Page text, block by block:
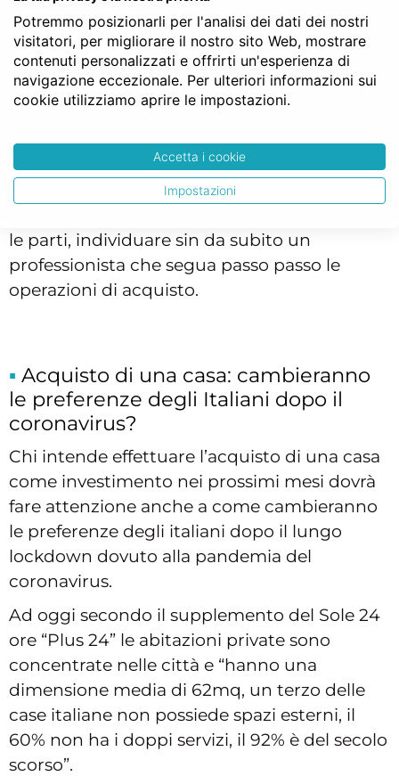
proposta e in punta di diritto potrebbe,
trovando un’offerta più vantaggiosa, non
tenerne conto. Il contratto preliminare
invece obbliga entrambi i contraenti alla
stipula dell’atto definitivo di compravendita.
La seconda precisazione è che non è
obbligatorio che tale contratto sia stipulato
da un Notaio, tuttavia appare una scelta
le parti, individuare sin da subito un
professionista che segua passo passo le
operazioni di acquisto.
Acquisto di una casa: cambieranno
le preferenze degli Italiani dopo il
coronavirus?
Chi intende effettuare l’acquisto di una casa
come investimento nei prossimi mesi dovrà
fare attenzione anche a come cambieranno
le preferenze degli italiani dopo il lungo
lockdown dovuto alla pandemia del
coronavirus.
Ad oggi secondo il supplemento del Sole 24
ore “Plus 24” le abitazioni private sono
concentrate nelle città e “hanno una
dimensione media di 62mq, un terzo delle
case italiane non possiede spazi esterni, il
60% non ha i doppi servizi, il 92% è del secolo
scorso”.
Potremmo posizionarli per l'analisi dei dati dei nostri
visitatori, per migliorare il nostro sito Web, mostrare
contenuti personalizzati e offrirti un'esperienza di
navigazione eccezionale. Per ulteriori informazioni sui
cookie utilizziamo aprire le impostazioni.
Accetta i cookie
Impostazioni